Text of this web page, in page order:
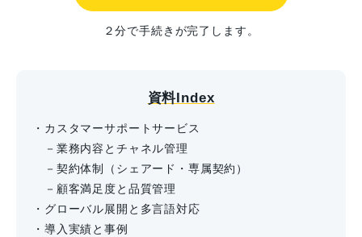
２分で手続きが完了します。
資料Index
・カスタマーサポートサービス
－業務内容とチャネル管理
－契約体制（シェアード・専属契約）
－顧客満足度と品質管理
・グローバル展開と多言語対応
・導入実績と事例